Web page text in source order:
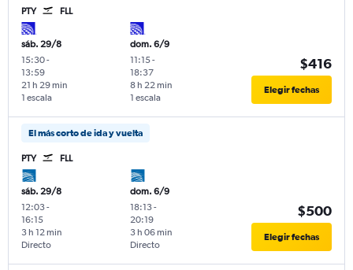
PTY FLL
sáb. 29/8
15:30-
13:59
1 escala
21 h 29 min
dom. 6/9
11:15-
18:37
1 escala
8 h 22 min
$416
Elegir fechas
El más corto de ida y vuelta
PTY FLL
sáb. 29/8
12:03-
16:15
Directo
3 h 12 min
dom. 6/9
18:13-
20:19
Directo
3 h 06 min
$500
Elegir fechas